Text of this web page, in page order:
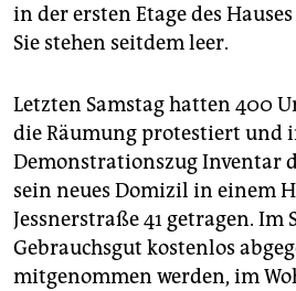
in der ersten Etage des
Sie stehen seitdem leer.
Letzten Samstag hatten 400
die Räumung protestiert und
Demonstrationszug Inventar
sein neues Domizil in einem
Jessnerstraße 41 getragen.
Gebrauchsgut kostenlos
mitgenommen werden, im